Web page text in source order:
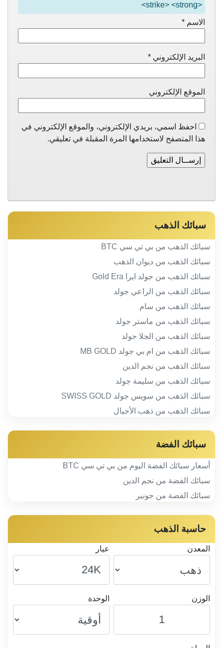
<strike> <strong>
الاسم *
البريد الإلكتروني *
الموقع الإلكتروني
احفظ اسمي، بريدي الإلكتروني، والموقع الإلكتروني في
هذا المتصفح لاستخدامها المرة المقبلة في تعليقي.
سبائك الذهب
سبائك الذهب من بي تي سي BTC
سبائك الذهب من ديوان الذهب
سبائك الذهب من جولد ايرا Gold Era
سبائك الذهب من الراعي جولد
سبائك الذهب من سام
سبائك الذهب من ماستر جولد
سبائك الذهب من الجلا جولد
سبائك الذهب من ام بي جولد MB GOLD
سبائك الذهب من نجم الدين
سبائك الذهب من سليمة جولد
سبائك الذهب من سويس جولد SWISS GOLD
سبائك الذهب من ذهب الأجيال
سبائك الفضة
أسعار سبائك الفضة اليوم من بي تي سي BTC
سبائك الفضة من نجم الدين
سبائك الفضة من جونير
حاسبة الذهب
المعدن عيار
الوزن الوحدة